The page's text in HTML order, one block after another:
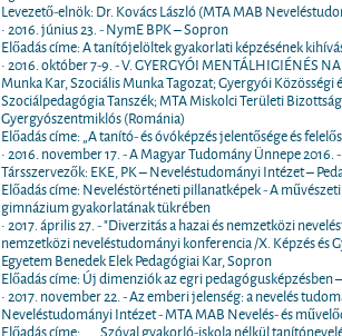
Levezető-elnök: Dr. Kovács László (MTA MAB
• 2016. június 23. - NymE BPK – Sopron
Előadás címe: A tanítójelöltek gyakorlati képzésének
• 2016. október 7-9. - V. GYERGYÓI MENTÁLHIGIÉNÉS
Munka Kar, Szociális Munka Tagozat; Gyergyói
Szociálpedagógia Tanszék; MTA Miskolci Területi
Gyergyószentmiklós (Románia)
Előadás címe: „A tanító- és óvóképzés jelentősége és
• 2016. november 17. - A Magyar Tudomány Ünnepe
Társszervezők: EKE, PK – Neveléstudományi Intézet –
Előadás címe: Neveléstörténeti pillanatképek - A
gimnázium gyakorlatának tükrében
• 2017. április 27. - "Diverzitás a hazai és nemzetközi
nemzetközi neveléstudományi konferencia /X. Képzés
Egyetem Benedek Elek Pedagógiai Kar, Sopron
Előadás címe: Új dimenziók az egri
• 2017. november 22. - Az emberi jelenség: a nevelés
Neveléstudományi Intézet - MTA MAB Nevelés- és
Előadás címe: „... Szóval gyakorló-iskola nélkül